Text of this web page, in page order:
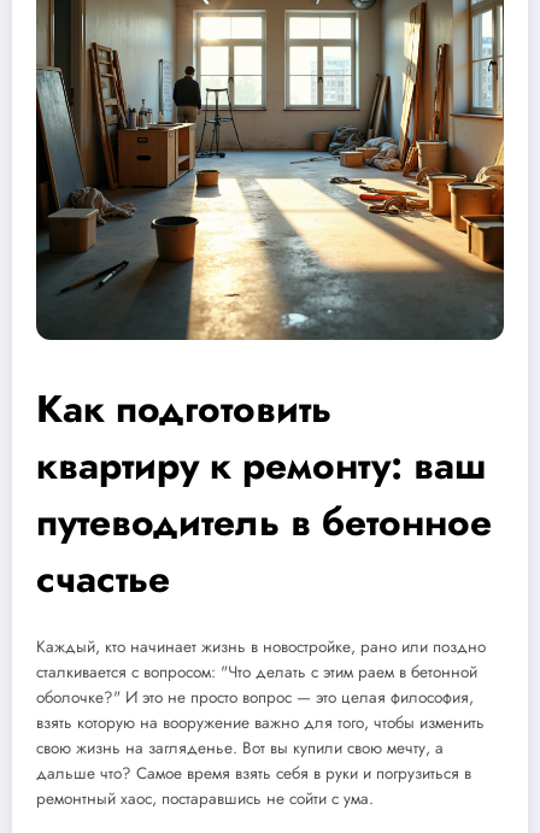
Как подготовить
квартиру к ремонту: ваш
путеводитель в бетонное
счастье
Каждый, кто начинает жизнь в новостройке, рано или поздно
сталкивается с вопросом: "Что делать с этим раем в бетонной
оболочке?" И это не просто вопрос — это целая философия,
взять которую на вооружение важно для того, чтобы изменить
свою жизнь на загляденье. Вот вы купили свою мечту, а
дальше что? Самое время взять себя в руки и погрузиться в
ремонтный хаос, постаравшись не сойти с ума.